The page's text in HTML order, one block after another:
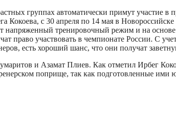
группах автоматически примут участие
Кокоева, с 30 апреля по 14 мая в
напряженный тренировочный режим и на
право участвовать в чемпионате России. С
есть хороший шанс, что они получат
и Азамат Плиев. Как отметил Ирбег
поприще, так как подготовленные